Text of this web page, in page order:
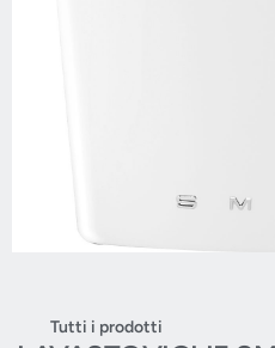
Tutti i prodotti